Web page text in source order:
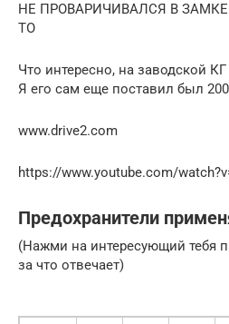
НЕ ПРОВАРИЧИВАЛСЯ В
ТО
Что интересно, на заводской
Я его сам еще поставил был
www.drive2.com
https://www.youtube.com/
Предохранители
(Нажми на интересующий тебя
за что отвечает)